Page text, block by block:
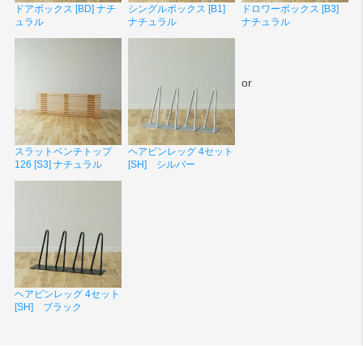
ドアボックス [BD] ナチ
ュラル
シングルボックス [B1]
ナチュラル
ドロワーボックス [B3]
ナチュラル
スラットベンチトップ
126 [S3] ナチュラル
ヘアピンレッグ 4セット
[SH] シルバー
or
ヘアピンレッグ 4セット
[SH] ブラック